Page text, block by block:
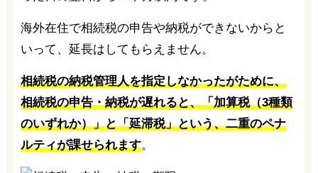
海外在住で相続税の申告や納税ができないからと
いって、延長はしてもらえません。
相続税の納税管理人を指定しなかったがために、
相続税の申告・納税が遅れると、「加算税（3種類
のいずれか）」と「延滞税」という、二重のペナ
ルティが課せられます。